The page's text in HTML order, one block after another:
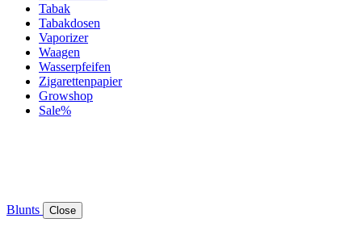
Tabak
Tabakdosen
Vaporizer
Waagen
Wasserpfeifen
Zigarettenpapier
Growshop
Sale%
Blunts Close